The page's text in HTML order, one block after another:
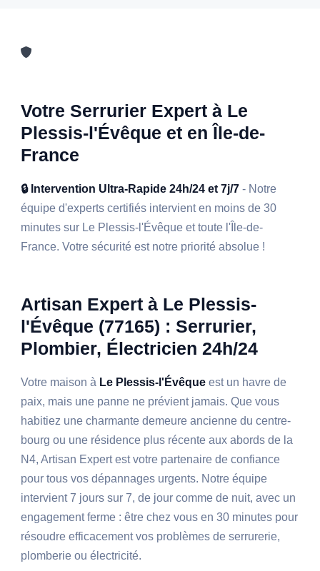
Votre Serrurier Expert à Le
Plessis-l'Évêque et en Île-de-
France
🔒 Intervention Ultra-Rapide 24h/24 et 7j/7 - Notre
équipe d'experts certifiés intervient en moins de 30
minutes sur Le Plessis-l'Évêque et toute l'Île-de-
France. Votre sécurité est notre priorité absolue !
Artisan Expert à Le Plessis-
l'Évêque (77165) : Serrurier,
Plombier, Électricien 24h/24
Votre maison à Le Plessis-l'Évêque est un havre de
paix, mais une panne ne prévient jamais. Que vous
habitiez une charmante demeure ancienne du centre-
bourg ou une résidence plus récente aux abords de la
N4, Artisan Expert est votre partenaire de confiance
pour tous vos dépannages urgents. Notre équipe
intervient 7 jours sur 7, de jour comme de nuit, avec un
engagement ferme : être chez vous en 30 minutes pour
résoudre efficacement vos problèmes de serrurerie,
plomberie ou électricité.